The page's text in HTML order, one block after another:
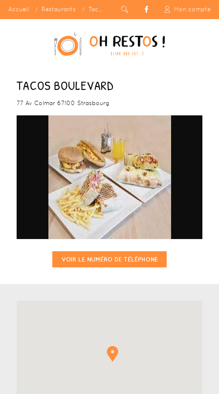
Accueil Restaurants Tacos Boulevard Mon compte
TACOS BOULEVARD
77 Av Colmar 67100 Strasbourg
VOIR LE NUMÉRO DE TÉLÉPHONE